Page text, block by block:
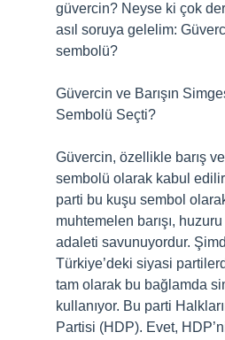
güvercin? Neyse ki çok
asıl soruya gelelim:
sembolü?
Güvercin ve Barışın
Sembolü Seçti?
Güvercin, özellikle barış
sembolü olarak kabul
parti bu kuşu sembol
muhtemelen barışı,
adaleti savunuyordur.
Türkiye’deki siyasi
tam olarak bu bağlamda
kullanıyor. Bu parti
Partisi (HDP). Evet,